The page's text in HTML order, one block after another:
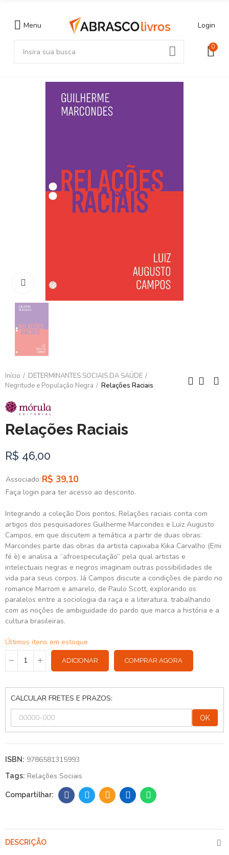
Menu Login
0
Clique para ampliar
Início
DETERMINANTES SOCIAIS DA SAÚDE
Negritude e População Negra
Relações Raciais
Relações Raciais
R$ 46,00
Associado: R$ 39,10
Faça login para ter acesso ao desconto.
Integrando a coleção Dois pontos, Relações raciais conta com
artigos dos pesquisadores Guilherme Marcondes e Luiz Augusto
Campos, em que discutem a temática a partir de duas obras:
Marcondes parte das obras da artista capixaba Kika Carvalho (Emi
fé è) e analisa a “afroespeculação” pela qual artistas e
intelectuais negras e negros imaginam outras possibilidades de
vida para seus corpos. Já Campos discute a condições de pardo no
romance Marrom e amarelo, de Paulo Scott, explorando os
paralelos entre a sociologia da raça e a literatura, trabalhando
com as noções de ambiguidade do pardo que marca a história e a
cultura brasileiras.
Últimos itens em estoque
ADICIONAR COMPRAR AGORA
CALCULAR FRETES E PRAZOS:
OK
ISBN: 9786581315993
Tags: Relações Sociais
DESCRIÇÃO